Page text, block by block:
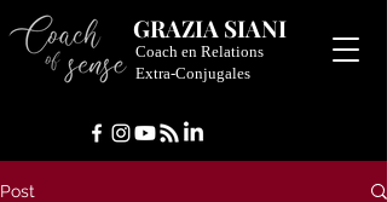
GRAZIA SIANI
Coach en Relations
Extra-Conjugales
Post